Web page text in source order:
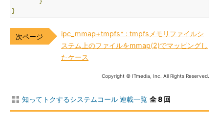
}
}
ipc_mmap+tmpfs* : tmpfsメモリファイルシ
ステム上のファイルをmmap(2)でマッピングし
たケース
Copyright © ITmedia, Inc. All Rights Reserved.
知ってトクするシステムコール 連載一覧 全 8 回